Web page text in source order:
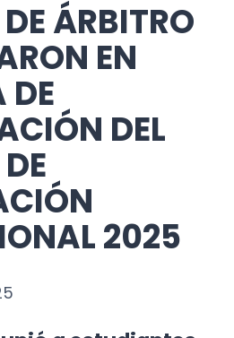
ÁRBITRO
EN
DEL
2025